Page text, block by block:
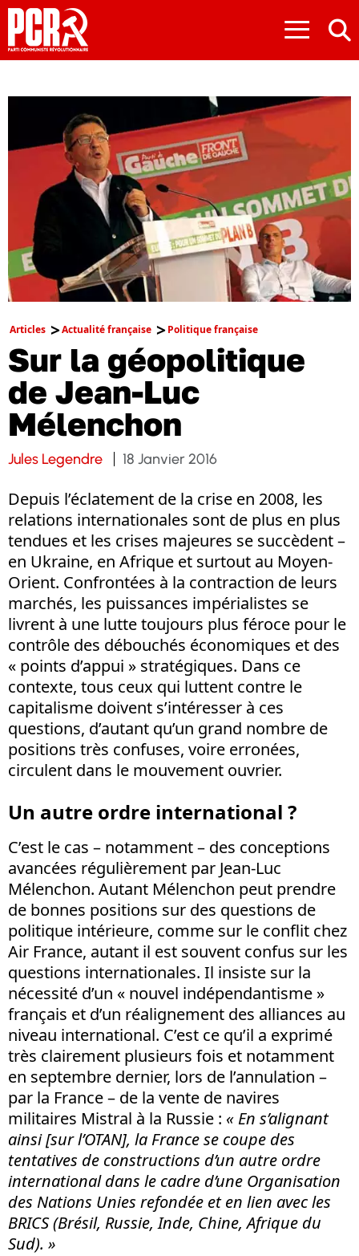
≡
Articles Actualité française Politique française
Sur la géopolitique
de Jean-Luc
Mélenchon
Jules Legendre 18 Janvier 2016
Depuis l’éclatement de la crise en 2008, les
relations internationales sont de plus en plus
tendues et les crises majeures se succèdent –
en Ukraine, en Afrique et surtout au Moyen-
Orient. Confrontées à la contraction de leurs
marchés, les puissances impérialistes se
livrent à une lutte toujours plus féroce pour le
contrôle des débouchés économiques et des
« points d’appui » stratégiques. Dans ce
contexte, tous ceux qui luttent contre le
capitalisme doivent s’intéresser à ces
questions, d’autant qu’un grand nombre de
positions très confuses, voire erronées,
circulent dans le mouvement ouvrier.
Un autre ordre international ?
C’est le cas – notamment – des conceptions
avancées régulièrement par Jean-Luc
Mélenchon. Autant Mélenchon peut prendre
de bonnes positions sur des questions de
politique intérieure, comme sur le conflit chez
Air France, autant il est souvent confus sur les
questions internationales. Il insiste sur la
nécessité d’un « nouvel indépendantisme »
français et d’un réalignement des alliances au
niveau international. C’est ce qu’il a exprimé
très clairement plusieurs fois et notamment
en septembre dernier, lors de l’annulation –
par la France – de la vente de navires
militaires Mistral à la Russie : « En s’alignant
ainsi [sur l’OTAN], la France se coupe des
tentatives de constructions d’un autre ordre
international dans le cadre d’une Organisation
des Nations Unies refondée et en lien avec les
BRICS (Brésil, Russie, Inde, Chine, Afrique du
Sud). »